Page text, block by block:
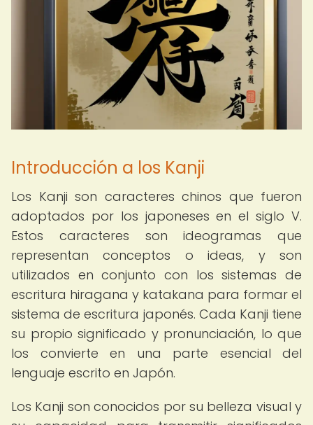
Introducción a los Kanji
Los Kanji son caracteres chinos que fueron
adoptados por los japoneses en el siglo V.
Estos caracteres son ideogramas que
representan conceptos o ideas, y son
utilizados en conjunto con los sistemas de
escritura hiragana y katakana para formar el
sistema de escritura japonés. Cada Kanji tiene
su propio significado y pronunciación, lo que
los convierte en una parte esencial del
lenguaje escrito en Japón.
Los Kanji son conocidos por su belleza visual y